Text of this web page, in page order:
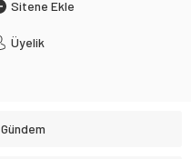
Sitene Ekle
Üyelik
Gündem